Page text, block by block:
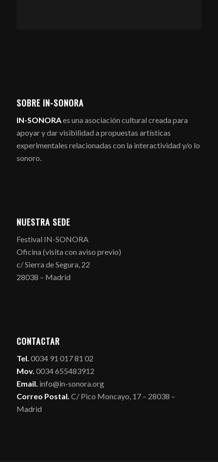
SOBRE IN-SONORA
IN-SONORAes una asociación cultural creada para
apoyar y dar visibilidad a propuestas artísticas
experimentales relacionadas con la interactividad y/o lo
sonoro.
NUESTRA SEDE
Festival IN-SONORA
Oficina (visita con aviso previo)
c/ Sierra de Segura, 22
28038 – Madrid
CONTACTAR
Tel. 0034 91 017 81 02
Mov. 0034 655483912
Email. info@in-sonora.org
Correo Postal. C/ Pico Moncayo, 17 – 28038 –
Madrid